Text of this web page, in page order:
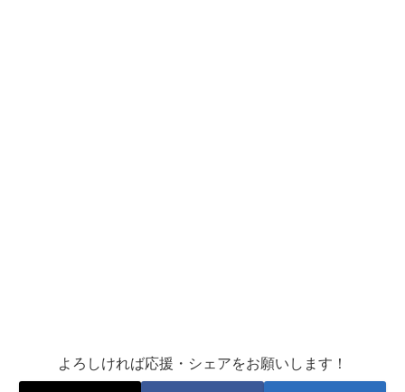
よろしければ応援・シェアをお願いします！